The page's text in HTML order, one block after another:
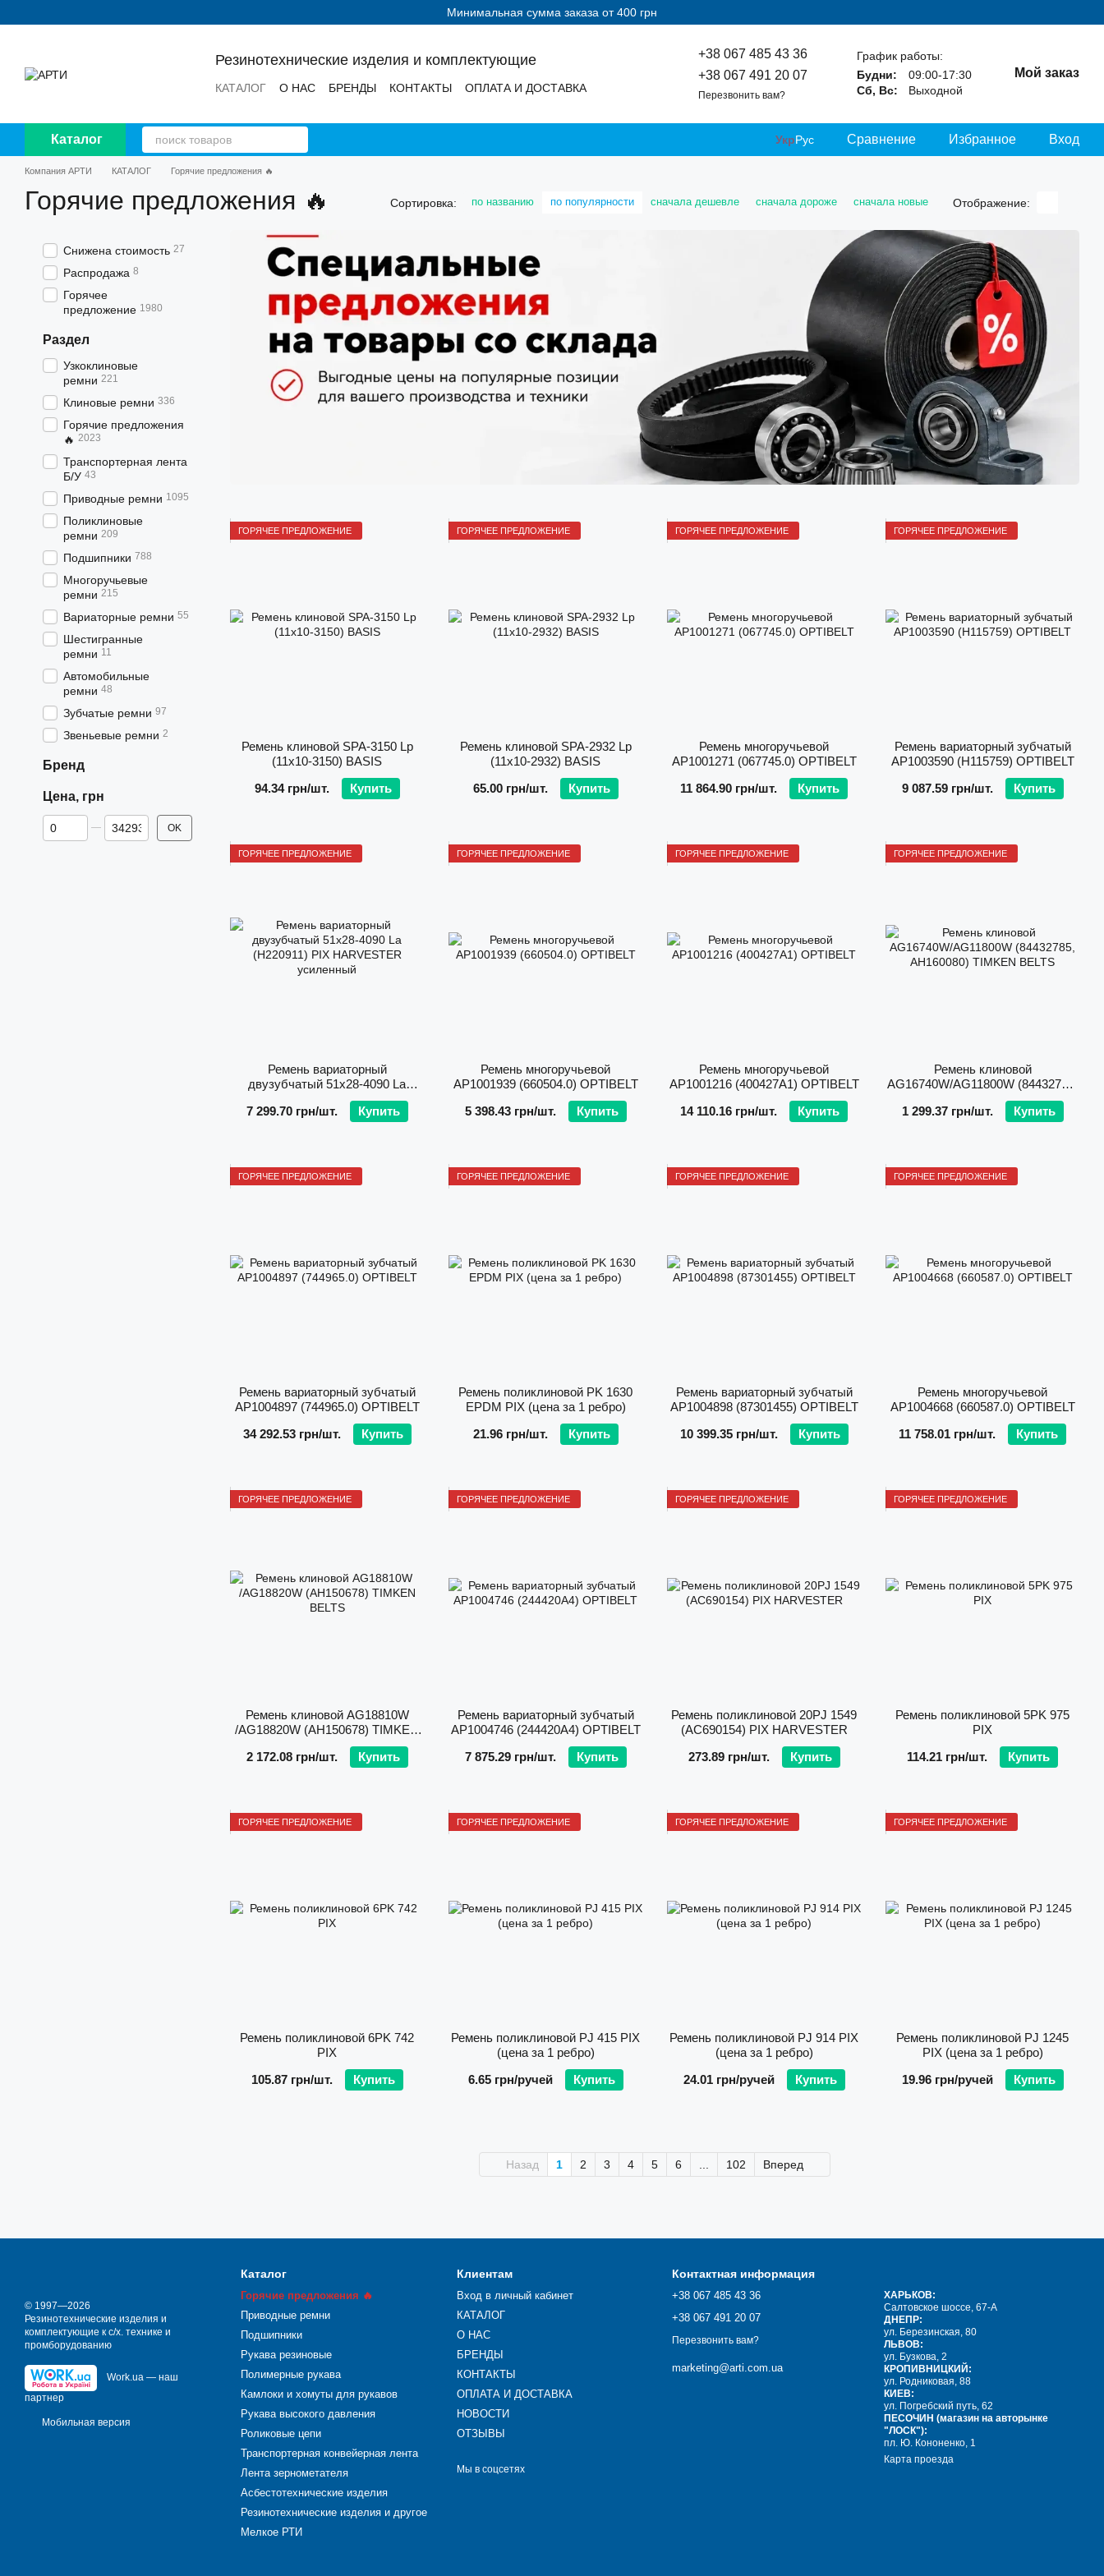
Минимальная сумма заказа от 400 грн
Резинотехнические изделия и комплектующие
КАТАЛОГ О НАС БРЕНДЫ КОНТАКТЫ
ОПЛАТА И ДОСТАВКА
+38 067 485 43 36
+38 067 491 20 07
Перезвонить вам?
График работы:
Будни:
09:00-17:30
Сб, Вс:
Выходной
Мой заказ
Каталог УкрРус Сравнение Избранное Вход
Компания АРТИ КАТАЛОГ Горячие предложения 🔥
Горячие предложения 🔥 Сортировка: по названию по популярности сначала дешевле сначала дороже сначала новые Отображение:
ГОРЯЧЕЕ ПРЕДЛОЖЕНИЕ
Ремень клиновой SPA-3150 Lp
(11х10-3150) BASIS
94.34 грн/шт.
Купить
ГОРЯЧЕЕ ПРЕДЛОЖЕНИЕ
Ремень клиновой SPA-2932 Lp
(11х10-2932) BASIS
65.00 грн/шт.
Купить
ГОРЯЧЕЕ ПРЕДЛОЖЕНИЕ
Ремень многоручьевой
AP1001271 (067745.0) OPTIBELT
11 864.90 грн/шт.
Купить
ГОРЯЧЕЕ ПРЕДЛОЖЕНИЕ
Ремень вариаторный зубчатый
AP1003590 (H115759) OPTIBELT
9 087.59 грн/шт.
Купить
ГОРЯЧЕЕ ПРЕДЛОЖЕНИЕ
Ремень вариаторный
двузубчатый 51x28-4090 La
(H220911) PIX HARVESTER
усиленный
7 299.70 грн/шт. Купить
ГОРЯЧЕЕ ПРЕДЛОЖЕНИЕ
Ремень многоручьевой
AP1001939 (660504.0) OPTIBELT
5 398.43 грн/шт.
Купить
ГОРЯЧЕЕ ПРЕДЛОЖЕНИЕ
Ремень многоручьевой
AP1001216 (400427A1) OPTIBELT
14 110.16 грн/шт.
Купить
ГОРЯЧЕЕ ПРЕДЛОЖЕНИЕ
Ремень клиновой
AG16740W/AG11800W (84432785,
AH160080) TIMKEN BELTS
1 299.37 грн/шт.
Купить
ГОРЯЧЕЕ ПРЕДЛОЖЕНИЕ
Ремень вариаторный зубчатый
AP1004897 (744965.0) OPTIBELT
34 292.53 грн/шт.
Купить
ГОРЯЧЕЕ ПРЕДЛОЖЕНИЕ
Ремень поликлиновой PK 1630
EPDM PIX (цена за 1 ребро)
21.96 грн/шт.
Купить
ГОРЯЧЕЕ ПРЕДЛОЖЕНИЕ
Ремень вариаторный зубчатый
AP1004898 (87301455) OPTIBELT
10 399.35 грн/шт.
Купить
ГОРЯЧЕЕ ПРЕДЛОЖЕНИЕ
Ремень многоручьевой
AP1004668 (660587.0) OPTIBELT
11 758.01 грн/шт.
Купить
ГОРЯЧЕЕ ПРЕДЛОЖЕНИЕ
Ремень клиновой AG18810W
/AG18820W (AH150678) TIMKEN
2 172.08 грн/шт.
Купить
ГОРЯЧЕЕ ПРЕДЛОЖЕНИЕ
Ремень вариаторный зубчатый
AP1004746 (244420A4) OPTIBELT
7 875.29 грн/шт.
Купить
ГОРЯЧЕЕ ПРЕДЛОЖЕНИЕ
Ремень поликлиновой 20PJ 1549
(AC690154) PIX HARVESTER
273.89 грн/шт.
Купить
ГОРЯЧЕЕ ПРЕДЛОЖЕНИЕ
Ремень поликлиновой 5PK 975
PIX
114.21 грн/шт.
Купить
ГОРЯЧЕЕ ПРЕДЛОЖЕНИЕ
Ремень поликлиновой 6PK 742
PIX
105.87 грн/шт.
Купить
ГОРЯЧЕЕ ПРЕДЛОЖЕНИЕ
Ремень поликлиновой PJ 415 PIX
(цена за 1 ребро)
6.65 грн/ручей
Купить
ГОРЯЧЕЕ ПРЕДЛОЖЕНИЕ
Ремень поликлиновой PJ 914 PIX
(цена за 1 ребро)
24.01 грн/ручей
Купить
ГОРЯЧЕЕ ПРЕДЛОЖЕНИЕ
Ремень поликлиновой PJ 1245
PIX (цена за 1 ребро)
19.96 грн/ручей
Купить
Назад 1 2 3 4 5 6 102 Вперед
Снижена стоимость 27
Распродажа 8
Горячее
предложение 1980
Раздел
Узкоклиновые
ремни 221
Клиновые ремни 336
Горячие предложения
🔥 2023
Транспортерная лента
Б/У 43
Приводные ремни 1095
Поликлиновые
ремни 209
Подшипники 788
Многоручьевые
ремни 215
Вариаторные ремни 55
Шестигранные
ремни 11
Автомобильные
ремни 48
Зубчатые ремни 97
Звеньевые ремни 2
Бренд
Цена, грн
От Цена, грн
До Цена, грн OK
© 1997—2026
Резинотехнические изделия и
комплектующие к с/х. технике и
промборудованию
Work.ua — наш
партнер
Мобильная версия
Каталог
Горячие предложения 🔥
Приводные ремни
Подшипники
Рукава резиновые
Полимерные рукава
Камлоки и хомуты для рукавов
Рукава высокого давления
Роликовые цепи
Транспортерная конвейерная лента
Лента зернометателя
Асбестотехнические изделия
Резинотехнические изделия и другое
Мелкое РТИ
Клиентам
Вход в личный кабинет
КАТАЛОГ
О НАС
БРЕНДЫ
КОНТАКТЫ
ОПЛАТА И ДОСТАВКА
НОВОСТИ
ОТЗЫВЫ
Мы в соцсетях
Контактная информация
+38 067 485 43 36
+38 067 491 20 07
Перезвонить вам?
marketing@arti.com.ua
ХАРЬКОВ:
Салтовское шоссе, 67-А
ДНЕПР:
ул. Березинская, 80
ЛЬВОВ:
ул. Бузкова, 2
КРОПИВНИЦКИЙ:
ул. Родниковая, 88
КИЕВ:
ул. Погребский путь, 62
ПЕСОЧИН (магазин на авторынке
"ЛОСК"):
пл. Ю. Кононенко, 1
Карта проезда